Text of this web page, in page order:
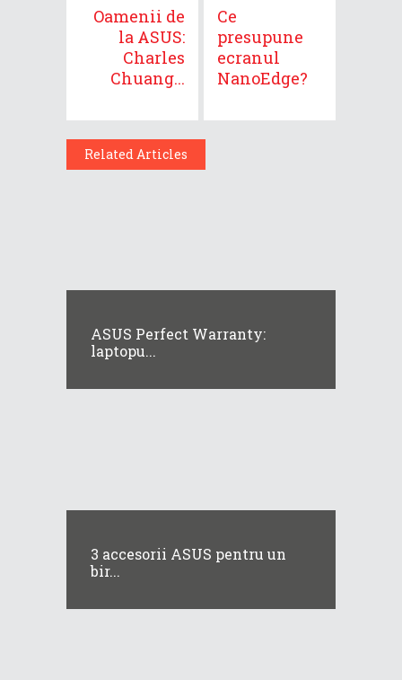
Oamenii de
la ASUS:
Charles
Chuang...
Ce
presupune
ecranul
NanoEdge?
Related Articles
ASUS Perfect Warranty:
laptopu...
3 accesorii ASUS pentru un
bir...